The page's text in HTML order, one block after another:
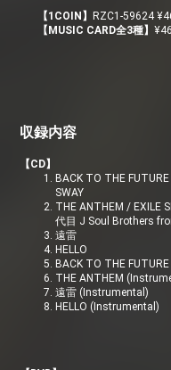
【1COIN】
RZC1-59624
【MUSIC CARD全3種】
収録内容
【CD】
BACK TO THE
SWAY
THE ANTHEM / EXILE
代目 J Soul Brothers
遠雷
HELLO
BACK TO THE
THE ANTHEM
遠雷 (Instrumental)
HELLO (Instrumental)